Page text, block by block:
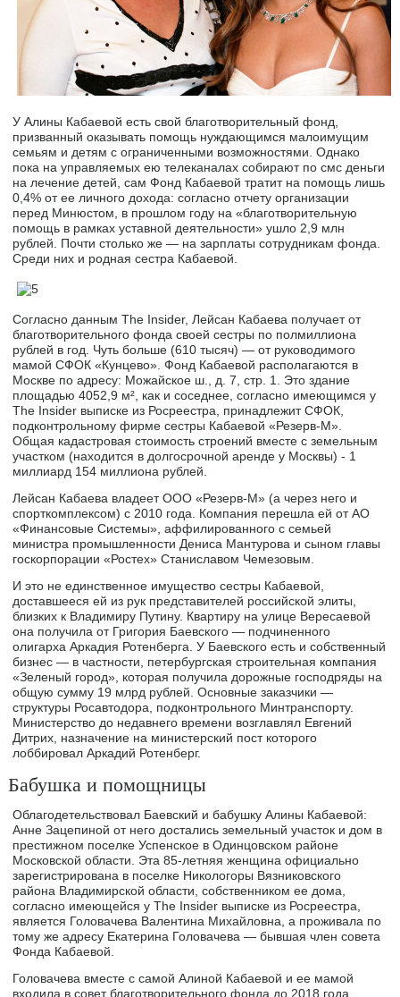
У Алины Кабаевой есть свой благотворительный фонд,
призванный оказывать помощь нуждающимся малоимущим
семьям и детям с ограниченными возможностями. Однако
пока на управляемых ею телеканалах собирают по смс деньги
на лечение детей, сам Фонд Кабаевой тратит на помощь лишь
0,4% от ее личного дохода: согласно отчету организации
перед Минюстом, в прошлом году на «благотворительную
помощь в рамках уставной деятельности» ушло 2,9 млн
рублей. Почти столько же — на зарплаты сотрудникам фонда.
Среди них и родная сестра Кабаевой.
Согласно данным The Insider, Лейсан Кабаева получает от
благотворительного фонда своей сестры по полмиллиона
рублей в год. Чуть больше (610 тысяч) — от руководимого
мамой СФОК «Кунцево». Фонд Кабаевой располагаются в
Москве по адресу: Можайское ш., д. 7, стр. 1. Это здание
площадью 4052,9 м², как и соседнее, согласно имеющимся у
The Insider выписке из Росреестра, принадлежит СФОК,
подконтрольному фирме сестры Кабаевой «Резерв-М».
Общая кадастровая стоимость строений вместе с земельным
участком (находится в долгосрочной аренде у Москвы) - 1
миллиард 154 миллиона рублей.
Лейсан Кабаева владеет ООО «Резерв-М» (а через него и
спорткомплексом) с 2010 года. Компания перешла ей от АО
«Финансовые Системы», аффилированного с семьей
министра промышленности Дениса Мантурова и сыном главы
госкорпорации «Ростех» Станиславом Чемезовым.
И это не единственное имущество сестры Кабаевой,
доставшееся ей из рук представителей российской элиты,
близких к Владимиру Путину. Квартиру на улице Вересаевой
она получила от Григория Баевского — подчиненного
олигарха Аркадия Ротенберга. У Баевского есть и собственный
бизнес — в частности, петербургская строительная компания
«Зеленый город», которая получила дорожные господряды на
общую сумму 19 млрд рублей. Основные заказчики —
структуры Росавтодора, подконтрольного Минтранспорту.
Министерство до недавнего времени возглавлял Евгений
Дитрих, назначение на министерский пост которого
лоббировал Аркадий Ротенберг.
Бабушка и помощницы
Облагодетельствовал Баевский и бабушку Алины Кабаевой:
Анне Зацепиной от него достались земельный участок и дом в
престижном поселке Успенское в Одинцовском районе
Московской области. Эта 85-летняя женщина официально
зарегистрирована в поселке Никологоры Вязниковского
района Владимирской области, собственником ее дома,
согласно имеющейся у The Insider выписке из Росреестра,
является Головачева Валентина Михайловна, а проживала по
тому же адресу Екатерина Головачева — бывшая член совета
Фонда Кабаевой.
Головачева вместе с самой Алиной Кабаевой и ее мамой
входила в совет благотворительного фонда до 2018 года.